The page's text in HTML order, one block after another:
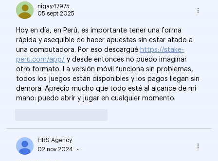
nigay47975
05 sept 2025
Hoy en día, en Perú, es importante tener una forma
rápida y asequible de hacer apuestas sin estar atado a
una computadora. Por eso descargué https://stake-
peru.com/app/ y desde entonces no puedo imaginar
otro formato. La versión móvil funciona sin problemas,
todos los juegos están disponibles y los pagos llegan sin
demora. Aprecio mucho que todo esté al alcance de mi
mano: puedo abrir y jugar en cualquier momento.
HRS Agency
02 nov 2024
•